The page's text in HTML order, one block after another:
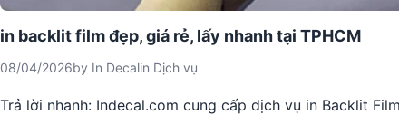
in backlit film đẹp, giá rẻ, lấy nhanh tại TPHCM
08/04/2026by In Decalin Dịch vụ
Trả lời nhanh: Indecal.com cung cấp dịch vụ in Backlit